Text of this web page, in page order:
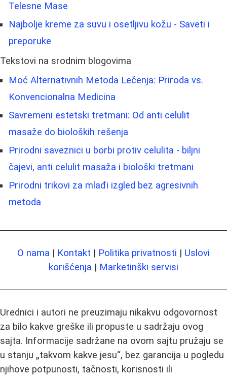
Telesne Mase
Najbolje kreme za suvu i osetljivu kožu - Saveti i
preporuke
Tekstovi na srodnim blogovima
Moć Alternativnih Metoda Lečenja: Priroda vs.
Konvencionalna Medicina
Savremeni estetski tretmani: Od anti celulit
masaže do bioloških rešenja
Prirodni saveznici u borbi protiv celulita - biljni
čajevi, anti celulit masaža i biološki tretmani
Prirodni trikovi za mlađi izgled bez agresivnih
metoda
O nama | Kontakt | Politika privatnosti | Uslovi
korišćenja | Marketinški servisi
Urednici i autori ne preuzimaju nikakvu odgovornost
za bilo kakve greške ili propuste u sadržaju ovog
sajta. Informacije sadržane na ovom sajtu pružaju se
u stanju „takvom kakve jesu“, bez garancija u pogledu
njihove potpunosti, tačnosti, korisnosti ili